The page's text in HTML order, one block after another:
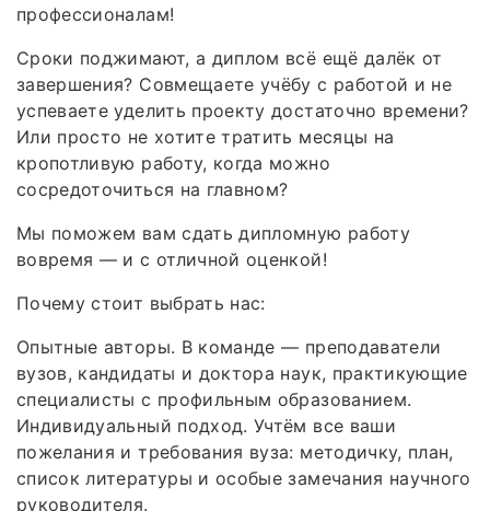
профессионалам!
Сроки поджимают, а диплом всё ещё далёк от
завершения? Совмещаете учёбу с работой и не
успеваете уделить проекту достаточно времени?
Или просто не хотите тратить месяцы на
кропотливую работу, когда можно
сосредоточиться на главном?
Мы поможем вам сдать дипломную работу
вовремя — и с отличной оценкой!
Почему стоит выбрать нас:
Опытные авторы. В команде — преподаватели
вузов, кандидаты и доктора наук, практикующие
специалисты с профильным образованием.
Индивидуальный подход. Учтём все ваши
пожелания и требования вуза: методичку, план,
список литературы и особые замечания научного
руководителя.